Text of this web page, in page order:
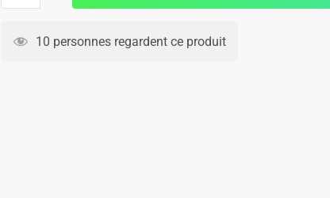
Arsenal10 personnes regardent ce produit